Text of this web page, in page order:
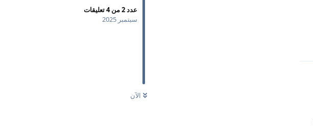
عدد2من4تعليقات
سبتمبر 2025
الآن